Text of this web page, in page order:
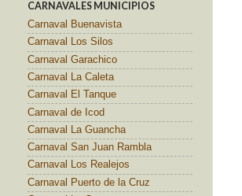
CARNAVALES MUNICIPIOS
Carnaval Buenavista
Carnaval Los Silos
Carnaval Garachico
Carnaval La Caleta
Carnaval El Tanque
Carnaval de Icod
Carnaval La Guancha
Carnaval San Juan Rambla
Carnaval Los Realejos
Carnaval Puerto de la Cruz